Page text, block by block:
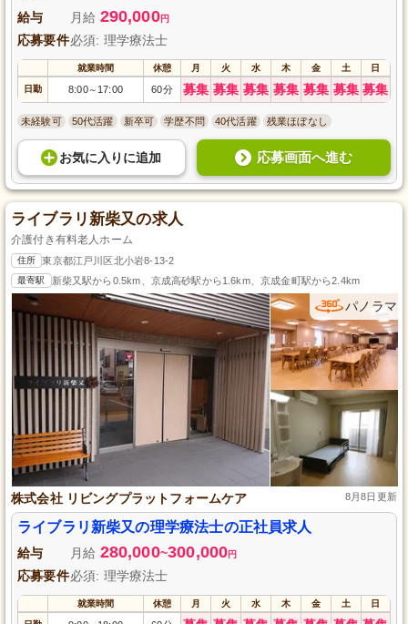
給与 月給 290,000円
応募要件必須: 理学療法士
就業時間 休憩 月 火 水 木 金 土 日
日勤 8:00～ 17:00 60分 募集 募集 募集 募集 募集 募集 募集
未経験可 50代活躍 新卒可 学歴不問 40代活躍 残業ほぼなし
お気に入り に追加 応募画面へ進む
ライブラリ新柴又の求人
介護付き有料老人ホーム
住所 東京都江戸川区北小岩8-13-2
最寄駅 新柴又駅から0.5km、京成高砂駅から1.6km、京成金町駅から2.4km
パノラマ
株式会社 リビングプラットフォームケア 8月8日更新
ライブラリ新柴又の理学療法士の正社員求人
給与 月給 280,000~300,000円
応募要件必須: 理学療法士
就業時間 休憩 月 火 水 木 金 土 日